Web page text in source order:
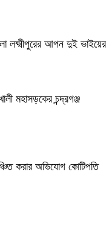
লক্ষ্মীপুরের আপন দুই ভাইয়ের
মহাসড়কের চন্দ্রগঞ্জ
করার অভিযোগ কোটিপতি